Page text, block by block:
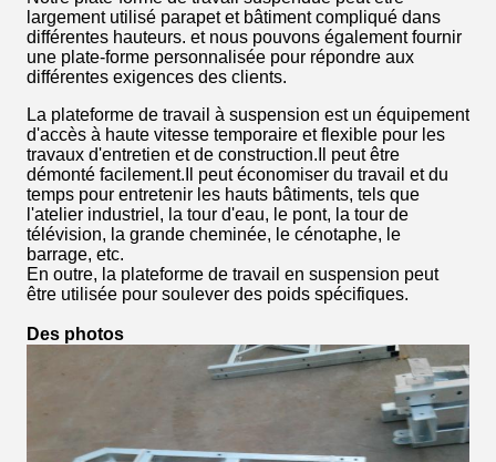
largement utilisé parapet et bâtiment compliqué dans
différentes hauteurs. et nous pouvons également fournir
une plate-forme personnalisée pour répondre aux
différentes exigences des clients.
La plateforme de travail à suspension est un équipement
d'accès à haute vitesse temporaire et flexible pour les
travaux d'entretien et de construction.Il peut être
démonté facilement.Il peut économiser du travail et du
temps pour entretenir les hauts bâtiments, tels que
l'atelier industriel, la tour d'eau, le pont, la tour de
télévision, la grande cheminée, le cénotaphe, le
barrage, etc.
En outre, la plateforme de travail en suspension peut
être utilisée pour soulever des poids spécifiques.
Des photos